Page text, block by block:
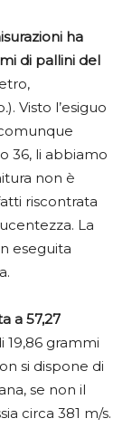
ha
di pallini del
.). Visto l’esiguo
36, li abbiamo
non è
riscontrata
La
eseguita
a 57,27
19,86 grammi
si dispone di
se non il
circa 381 m/s.